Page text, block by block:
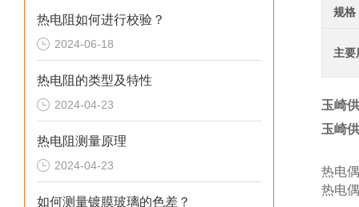
热电阻如何进行校验？
2024-06-18
热电阻的类型及特性
2024-04-23
热电阻测量原理
2024-04-23
如何测量镀膜玻璃的色差？
规格
主要
玉崎
玉崎
热电
热电